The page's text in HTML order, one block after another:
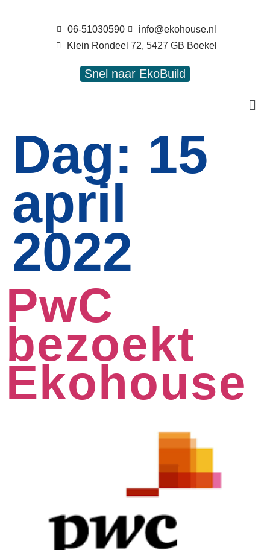
06-51030590
info@ekohouse.nl
Klein Rondeel 72, 5427 GB Boekel
Snel naar EkoBuild
Dag: 15
april
2022
PwC
bezoekt
Ekohouse